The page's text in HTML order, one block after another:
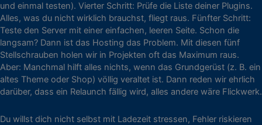
und einmal testen). Vierter Schritt: Prüfe die Liste deiner Plugins.
Alles, was du nicht wirklich brauchst, fliegt raus. Fünfter Schritt:
Teste den Server mit einer einfachen, leeren Seite. Schon die
langsam? Dann ist das Hosting das Problem. Mit diesen fünf
Stellschrauben holen wir in Projekten oft das Maximum raus.
Aber: Manchmal hilft alles nichts, wenn das Grundgerüst (z. B. ein
altes Theme oder Shop) völlig veraltet ist. Dann reden wir ehrlich
darüber, dass ein Relaunch fällig wird, alles andere wäre Flickwerk.
Du willst dich nicht selbst mit Ladezeit stressen, Fehler riskieren